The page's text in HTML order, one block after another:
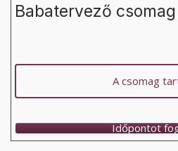
Babatervező
A csomag
Időpontot